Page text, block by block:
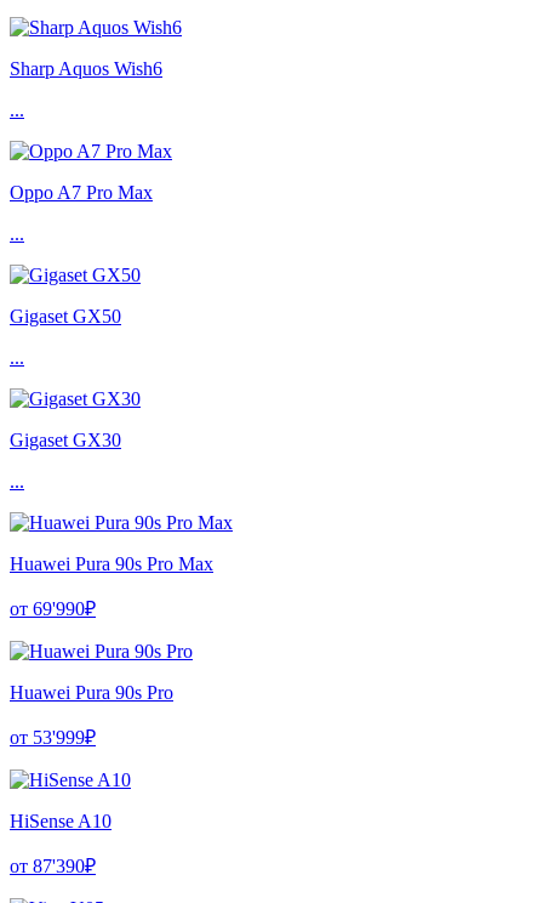
Sharp Aquos Wish6
...
Oppo A7 Pro Max
...
Gigaset GX50
...
Gigaset GX30
...
Huawei Pura 90s Pro Max
от 69'990₽
Huawei Pura 90s Pro
от 53'999₽
HiSense A10
от 87'390₽